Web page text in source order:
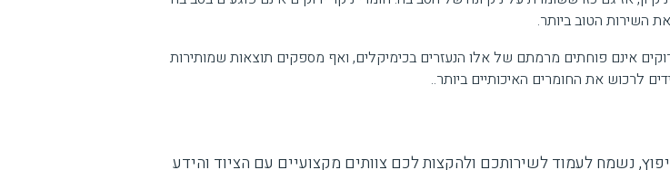
השירות הטוב ביותר.
ירוקים אינם פוחתים מרמתם של אלו הנעזרים בכימיקלים, ואף מספקים תוצאות שמותירות
לרכוש את החומרים האיכותיים ביותר..
נשמח לעמוד לשירותכם ולהקצות לכם צוותים מקצועיים עם הציוד והידע